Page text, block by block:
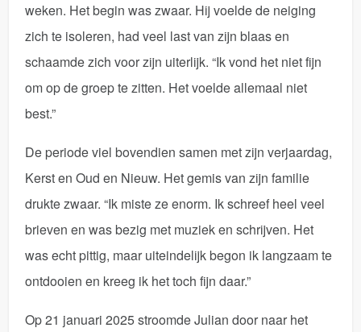
weken. Het begin was zwaar. Hij voelde de neiging
zich te isoleren, had veel last van zijn blaas en
schaamde zich voor zijn uiterlijk. “Ik vond het niet fijn
om op de groep te zitten. Het voelde allemaal niet
best.”
De periode viel bovendien samen met zijn verjaardag,
Kerst en Oud en Nieuw. Het gemis van zijn familie
drukte zwaar. “Ik miste ze enorm. Ik schreef heel veel
brieven en was bezig met muziek en schrijven. Het
was echt pittig, maar uiteindelijk begon ik langzaam te
ontdooien en kreeg ik het toch fijn daar.”
Op 21 januari 2025 stroomde Julian door naar het